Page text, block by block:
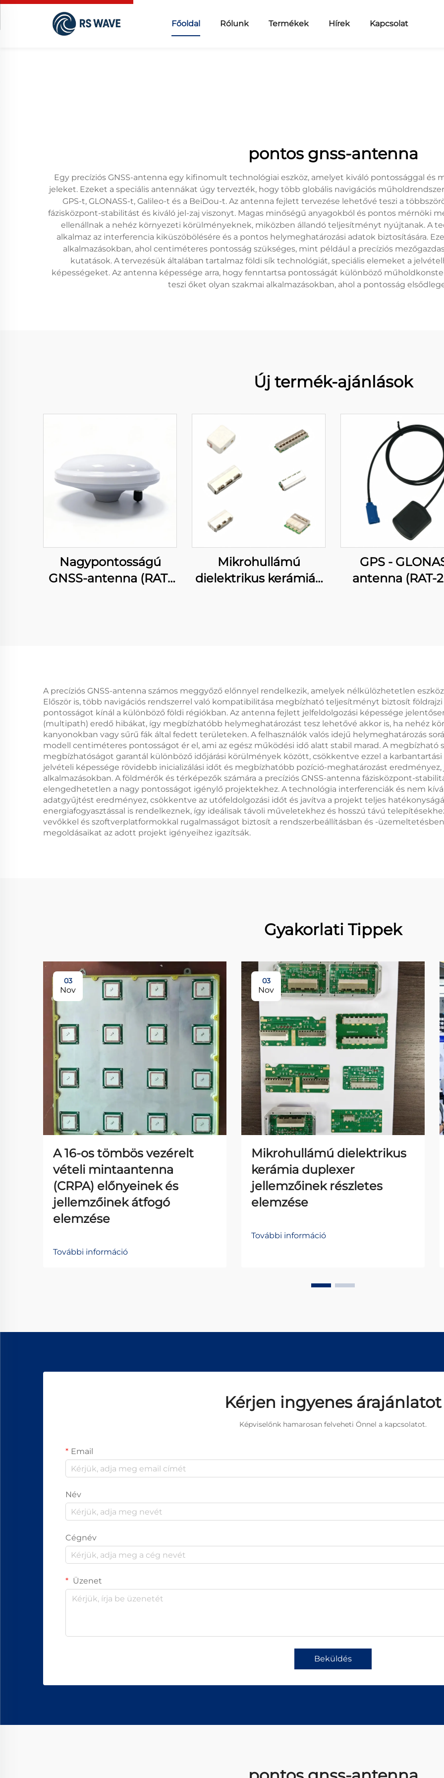
Főoldal Rólunk Termékek Hírek Kapcsolat
pontos gnss-antenna
Egy precíziós GNSS-antenna egy kifinomult technológiai eszköz, amelyet kiváló pontossággal és
jeleket. Ezeket a speciális antennákat úgy tervezték, hogy több globális navigációs
GPS-t, GLONASS-t, Galileo-t és a BeiDou-t. Az antenna fejlett tervezése lehetővé teszi a
fázisközpont-stabilitást és kiváló jel-zaj viszonyt. Magas minőségű anyagokból és pontos mérnöki
ellenállnak a nehéz környezeti körülményeknek, miközben állandó teljesítményt nyújtanak. A
alkalmaz az interferencia kiküszöbölésére és a pontos helymeghatározási adatok biztosítására.
alkalmazásokban, ahol centiméteres pontosság szükséges, mint például a precíziós
kutatások. A tervezésük általában tartalmaz földi sík technológiát, speciális elemeket a
képességeket. Az antenna képessége arra, hogy fenntartsa pontosságát különböző
teszi őket olyan szakmai alkalmazásokban, ahol a pontosság
Új termék-ajánlások
Nagypontosságú
GNSS-antenna (RAT-
Mikrohullámú
dielektrikus kerámiák
GPS -
antenna (RAT-
A precíziós GNSS-antenna számos meggyőző előnnyel rendelkezik, amelyek nélkülözhetetlen
Először is, több navigációs rendszerrel való kompatibilitása megbízható teljesítményt biztosít
pontosságot kínál a különböző földi régiókban. Az antenna fejlett jelfeldolgozási képessége
(multipath) eredő hibákat, így megbízhatóbb helymeghatározást tesz lehetővé akkor is, ha nehéz
kanyonokban vagy sűrű fák által fedett területeken. A felhasználók valós idejű helymeghatározás
modell centiméteres pontosságot ér el, ami az egész működési idő alatt stabil marad. A megbízható
megbízhatóságot garantál különböző időjárási körülmények között, csökkentve ezzel a
jelvételi képessége rövidebb inicializálási időt és megbízhatóbb pozíció-meghatározást
alkalmazásokban. A földmérők és térképezők számára a precíziós GNSS-antenna fázisközpont-
elengedhetetlen a nagy pontosságot igénylő projektekhez. A technológia interferenciák és nem
adatgyűjtést eredményez, csökkentve az utófeldolgozási időt és javítva a projekt teljes
energiafogyasztással is rendelkeznek, így ideálisak távoli műveletekhez és hosszú távú
vevőkkel és szoftverplatformokkal rugalmasságot biztosít a rendszerbeállításban és -
megoldásaikat az adott projekt igényeihez igazítsák.
Gyakorlati Tippek
03
Nov
A 16-os tömbös vezérelt
vételi mintaantenna
(CRPA) előnyeinek és
jellemzőinek átfogó
elemzése
További információ
03
Nov
Mikrohullámú dielektrikus
kerámia duplexer
jellemzőinek részletes
elemzése
További információ
Kérjen ingyenes árajánlatot
Képviselőnk hamarosan felveheti Önnel a kapcsolatot.
Email
Név
Cégnév
Üzenet
Beküldés